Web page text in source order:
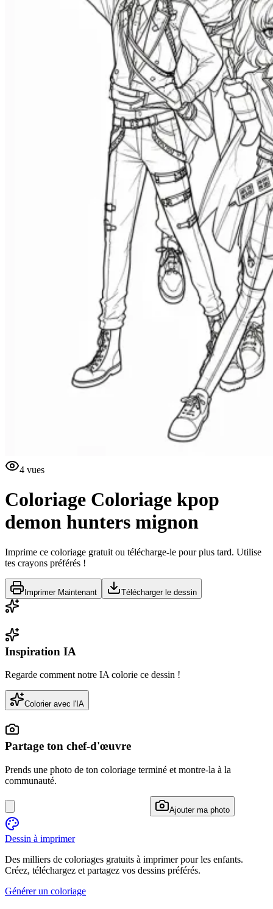
4 vues
Coloriage Coloriage kpop
demon hunters mignon
Imprime ce coloriage gratuit ou télécharge-le pour plus tard. Utilise
tes crayons préférés !
Imprimer Maintenant Télécharger le dessin
Inspiration IA
Regarde comment notre IA colorie ce dessin !
Colorier avec l'IA
Partage ton chef-d'œuvre
Prends une photo de ton coloriage terminé et montre-la à la
communauté.
Ajouter ma photo
Dessin à imprimer
Des milliers de coloriages gratuits à imprimer pour les enfants.
Créez, téléchargez et partagez vos dessins préférés.
Générer un coloriage